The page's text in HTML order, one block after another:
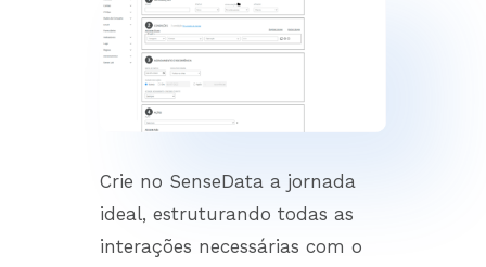
Crie no SenseData a jornada
ideal, estruturando todas as
interações necessárias com o